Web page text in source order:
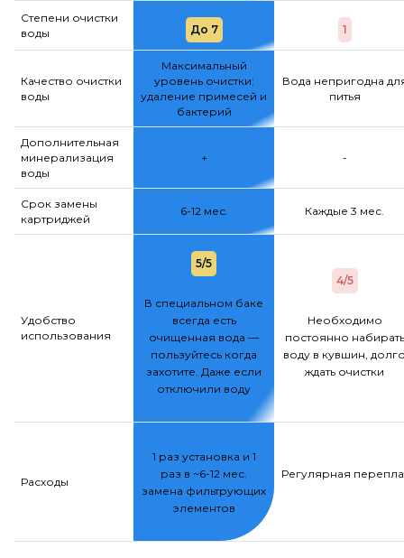
Степени очистки
воды
До 7 1
Качество очистки
воды
Максимальный
уровень очистки:
удаление примесей и
бактерий
Вода непригодна
питья
Дополнительная
минерализация
воды
+ -
Срок замены
картриджей
6-12 мес. Каждые 3 мес.
Удобство
использования
5/5
В специальном баке
всегда есть
очищенная вода —
пользуйтесь когда
захотите. Даже если
отключили воду
4/5
Необходимо
постоянно набирать
воду в кувшин,
ждать очистки
Расходы
1 раз установка и 1
раз в ~6-12 мес.
замена фильтрующих
элементов
Регулярная